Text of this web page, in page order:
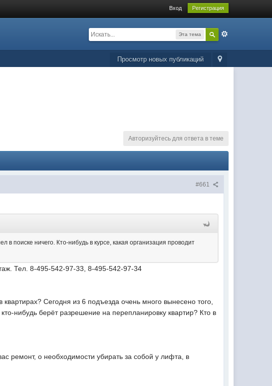
Вход Регистрация
Эта тема
Просмотр новых публикаций
Авторизуйтесь для ответа в теме
#661
поиске ничего. Кто-нибудь в курсе, какая организация проводит
Тел. 8-495-542-97-33, 8-495-542-97-34
Сегодня из 6 подъезда очень много вынесено того,
нибудь берёт разрешение на перепланировку квартир? Кто в
ремонт, о необходимости убирать за собой у лифта, в